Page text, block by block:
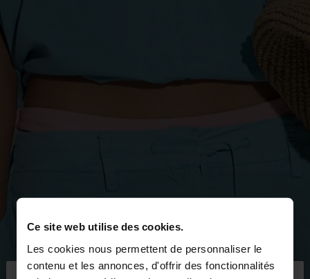
Ce site web utilise des cookies.
Les cookies nous permettent de personnaliser le
contenu et les annonces, d'offrir des fonctionnalités